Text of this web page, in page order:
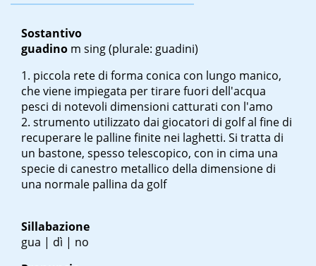
Sostantivo
guadino m sing(plurale: guadini)
piccola rete di forma conica con lungo manico,
che viene impiegata per tirare fuori dell'acqua
pesci di notevoli dimensioni catturati con l'amo
strumento utilizzato dai giocatori di golf al fine di
recuperare le palline finite nei laghetti. Si tratta di
un bastone, spesso telescopico, con in cima una
specie di canestro metallico della dimensione di
una normale pallina da golf
Sillabazione
gua | dì | no